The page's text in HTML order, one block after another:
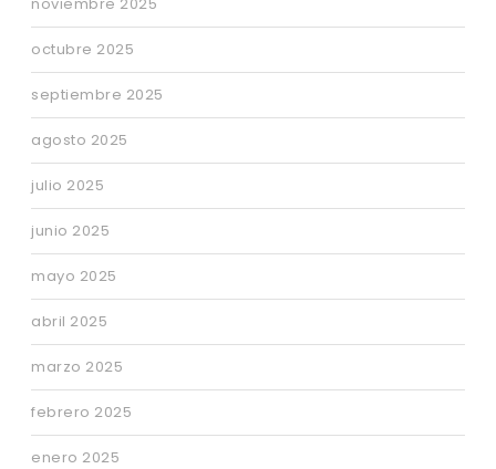
octubre 2025
septiembre 2025
agosto 2025
julio 2025
junio 2025
mayo 2025
abril 2025
marzo 2025
febrero 2025
enero 2025